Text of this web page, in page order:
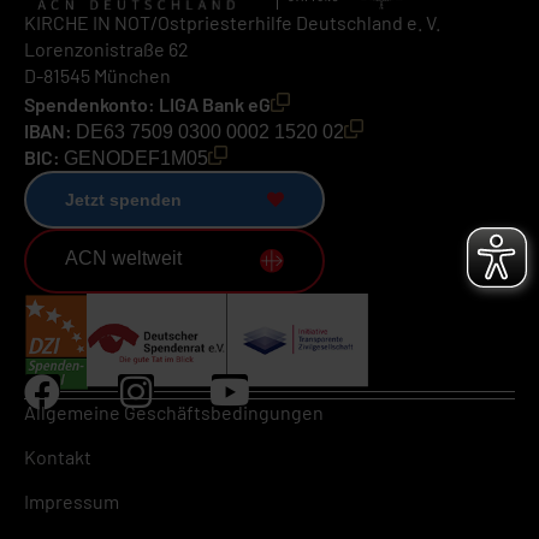
KIRCHE IN NOT/Ostpriesterhilfe Deutschland e. V.
Lorenzonistraße 62
D-81545 München
Spendenkonto: LIGA Bank eG
IBAN: DE63 7509 0300 0002 1520 02
BIC: GENODEF1M05
Jetzt spenden
ACN weltweit
Allgemeine Geschäftsbedingungen
Kontakt
Impressum